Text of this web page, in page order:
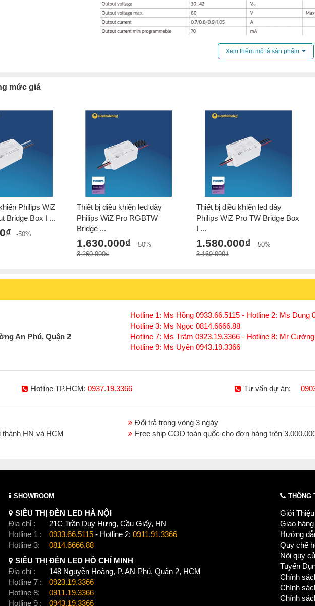
Xem thêm mô tả sản phẩm
mức giá
Philips WiZ
Bridge Box I ...
-50%
Thiết bị điều khiển led dây
Philips WiZ Pro RGBTW
Bridge ...
1.630.000₫
-50%
3.260.000₫
Thiết bị điều khiển led dây
Philips WiZ Pro TW Bridge Box
I ...
1.580.000₫
-50%
3.160.000₫
Hotline 1: Ms Hồng 0933.66.5115 - Hotline 2: Ms Dung
Hotline 3: Ms Ngọc 0814.6666.88
An Phú, Quận 2
Hotline 7: Ms Trâm 0923.19.3366 - Hotline 8: Mr
Hotline 9: Ms Uyên 0943.19.3366
Hotline TP.HCM: 0937.19.3366 Tư vấn dự án:
Đổi trả trong vòng 3 ngày
thành HN và HCM
Free ship COD toàn quốc cho đơn hàng trên
SHOWROOM
SIÊU THỊ ĐÈN LED HÀ NỘI
Địa chỉ :
21C Trần Duy Hưng, Cầu Giấy, HN
Hotline 1 :
0933.66.5115 - Hotline 2: 0911.91.3366
Hotline 3:
0814.6666.88
SIÊU THỊ ĐÈN LED HỒ CHÍ MINH
Địa chỉ :
148 Nguyễn Hoàng, P. AN Phú, Quận 2, HCM
Hotline 7 :
0923.19.3366
Hotline 8:
0911.19.3366
Hotline 9 :
0943.19.3366
THÔNG
Giới
Giao
Hướng
Quy chế
Nội quy
Tuyển
Chính
Chính
Chính